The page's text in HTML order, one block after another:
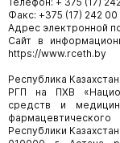
Факс: +375 (17) 242 00
Адрес электронной
Сайт в
https://www.rceth.by
Республика Казахстан
РГП на ПХВ
средств и
Республики Казахстан